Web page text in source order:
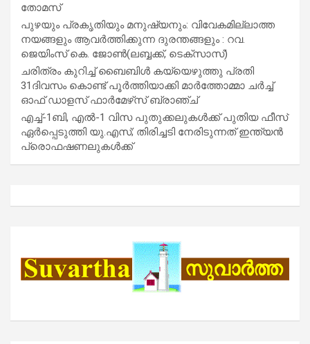
തോമസ്
പുഴയും പ്രകൃതിയും മനുഷ്യനും: വിവേകമില്ലാത്ത
നയങ്ങളും ആവർത്തിക്കുന്ന ദുരന്തങ്ങളും : റവ.
ജെയിംസ് കെ. ജോൺ(ലബ്ബക്ക്, ടെക്സാസ്)
ചരിത്രം കുറിച്ച് ബൈബിൾ കയ്യെഴുത്തു പ്രതി
31ദിവസം കൊണ്ട് പൂർത്തിയാക്കി മാർത്തോമ്മാ ചർച്ച്
ഓഫ് ഡാളസ് ഫാർമേഴ്‌സ് ബ്രാഞ്ച്
എച്ച്-1ബി, എൽ-1 വിസ പുതുക്കലുകൾക്ക് പുതിയ ഫീസ്
ഏർപ്പെടുത്തി യു.എസ്; തിരിച്ചടി നേരിടുന്നത് ഇന്ത്യൻ
പ്രൊഫഷണലുകൾക്ക്